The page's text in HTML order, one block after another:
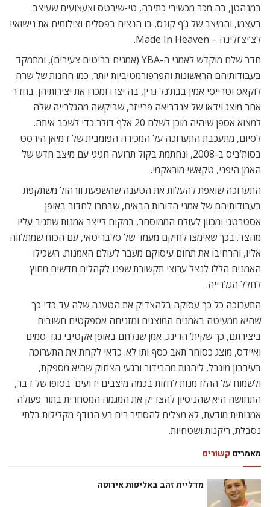
במנהטן, בה מכר מכשירי כתיבה, טי-שירטס וצעצועים שעיצב
בעצמו, והמיצב של ג’ף קונס, בו הנציח בפסלים וצילומים את נישואיו
לצ’יצ’ולינה – Made In Heaven.
חדר שלם מוקדש לאמני ה-YBA (אמנים בריטים צעירים), ומתמקד
בעבודותיהם הראשונות והפרפורמטיביות יותר, כמו החנות של שרה
לוקאס וטרייסי אמין בבת’נל גרין, בה יצרו ומכרו את יצירותיהן. בחדר
אחר מוצג וידאו של אנדריאה פרייזר, שביקשה מהגלרייה שלה
למצוא אספן שיהיה מוכן לשלם 20 אלף דולר כדי לשכב איתה.
לסיום, מתעכבת התערוכה על המכירה הפומבית של דמיאן הירסט
בסות’ביס ב-2008, ונחתמת בקול תרועה חגיגי עם מיצב חדש של
האמן היפני, טקאשי מוראקמי.
התערוכה שואפת להעלות את הטענה שהשפעת וורהול משתקפת
בעבודותיהם של אמני הדורות הבאים, שבחרו לחדור באופן
אסטרטגי ומכוון לעולם הממוסחר, במקום לייצר אמנות שתגיב עליו
מהצד. בכך שאימצו לחיקם מעמד של סלבריטאי, עם הכוח שמתלווה
אליו, והרחיבו את תחום עיסוקם מעבר לעולם האמנות, השכילו
האמנים הללו לנצל ערוצי תקשורת שפנו לקהלים חדשים מחוץ
לחלל הגלרייה.
התערוכה כל כך עסוקה בלהצדיק את הטענה שלה עד כדי כך
שהיא ממעיטה באמנים המוצגים ומזניחה אספקטים חשובים
ביצירתם, כך שקית’ הרינג, אמן שנלחם באופן אקטיבי נגד סמים
ואיידס, מוצג כסוחר תאב כסף ותו לא. כדאי לקחת את התערוכה
בעירבון מוגבל, ליהנות מהבידור ורגעי הצחוק שהיא מספקת,
ולשמוח על ההזדמנות לחזות בכמה מיצבים ידועים. בסופו של דבר,
התחושה היא שהניסיון להצדיק את המגמה המסחרית בתור פעולה
אמנותית מודעת, לא מצליח להסתיר ריח רע הנודף מקלילות בלתי
נסבלת, ריקנות ושטחיות.
מאמרים קשורים
מדליית זהב באליפות אירופה